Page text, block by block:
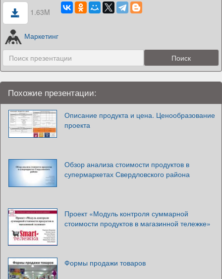
1.63M
Маркетинг
Похожие презентации:
Описание продукта и цена. Ценообразование
проекта
Обзор анализа стоимости продуктов в
супермаркетах Свердловского района
Проект «Модуль контроля суммарной
стоимости продуктов в магазинной тележке»
Формы продажи товаров